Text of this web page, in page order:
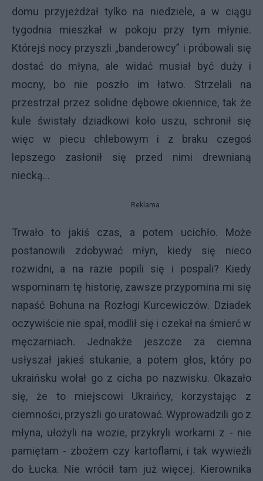
domu przyjeżdżał tylko na niedziele, a w ciągu
tygodnia mieszkał w pokoju przy tym młynie.
Którejś nocy przyszli „banderowcy” i próbowali się
dostać do młyna, ale widać musiał być duży i
mocny, bo nie poszło im łatwo. Strzelali na
przestrzał przez solidne dębowe okiennice, tak że
kule świstały dziadkowi koło uszu, schronił się
więc w piecu chlebowym i z braku czegoś
lepszego zasłonił się przed nimi drewnianą
niecką…
Reklama
Trwało to jakiś czas, a potem ucichło. Może
postanowili zdobywać młyn, kiedy się nieco
rozwidni, a na razie popili się i pospali? Kiedy
wspominam tę historię, zawsze przypomina mi się
napaść Bohuna na Rozłogi Kurcewiczów. Dziadek
oczywiście nie spał, modlił się i czekał na śmierć w
męczarniach. Jednakże jeszcze za ciemna
usłyszał jakieś stukanie, a potem głos, który po
ukraińsku wołał go z cicha po nazwisku. Okazało
się, że to miejscowi Ukraińcy, korzystając z
ciemności, przyszli go uratować. Wyprowadzili go z
młyna, ułożyli na wozie, przykryli workami z - nie
pamiętam - zbożem czy kartoflami, i tak wywieźli
do Łucka. Nie wrócił tam już więcej. Kierownika